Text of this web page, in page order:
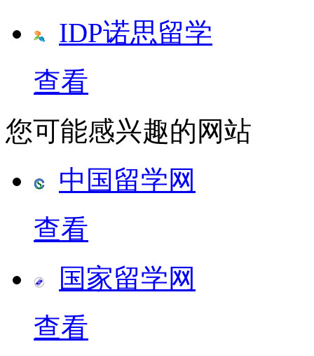
IDP诺思留学
查看
您可能感兴趣的网站
中国留学网
查看
国家留学网
查看